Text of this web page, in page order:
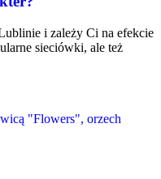
i zależy Ci na efekcie
sieciówki, ale też